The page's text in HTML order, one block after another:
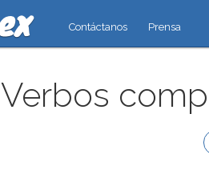
Contáctanos Prensa
Verbos